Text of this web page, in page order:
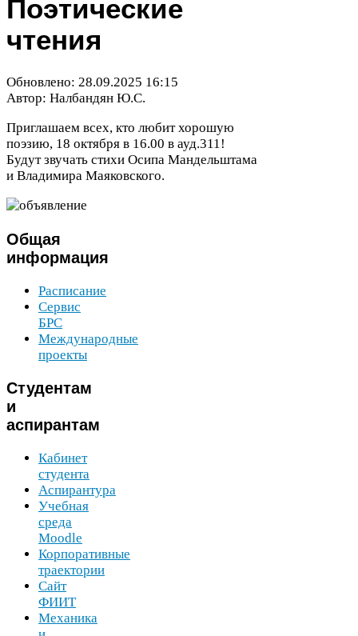
Поэтические
чтения
Обновлено: 28.09.2025 16:15
Автор: Налбандян Ю.С.
Приглашаем всех, кто любит хорошую
поэзию, 18 октября в 16.00 в ауд.311!
Будут звучать стихи Осипа Мандельштама
и Владимира Маяковского.
Общая
информация
Расписание
Сервис
БРС
Международные
проекты
Студентам
и
аспирантам
Кабинет
студента
Аспирантура
Учебная
среда
Moodle
Корпоративные
траектории
Сайт
ФИИТ
Механика